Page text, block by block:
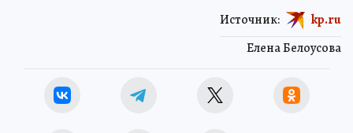
Елена Белоусова
Источник: kp.ru